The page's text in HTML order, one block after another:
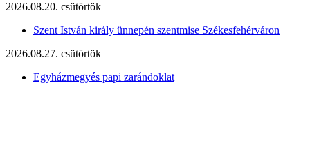
2026.08.20. csütörtök
Szent István király ünnepén szentmise Székesfehérváron
2026.08.27. csütörtök
Egyházmegyés papi zarándoklat